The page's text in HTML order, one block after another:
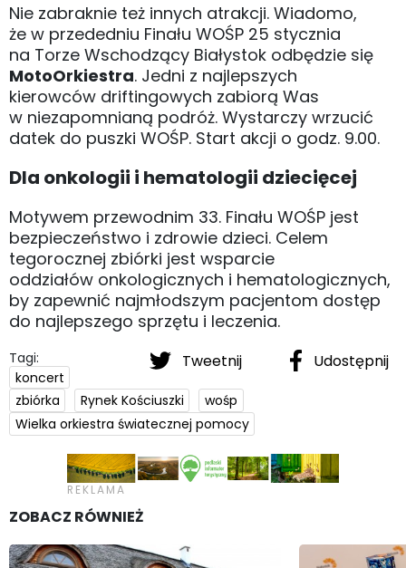
Nie zabraknie też innych atrakcji. Wiadomo,
że w przededniu Finału WOŚP 25 stycznia
na Torze Wschodzący Białystok odbędzie się
MotoOrkiestra. Jedni z najlepszych
kierowców driftingowych zabiorą Was
w niezapomnianą podróż. Wystarczy wrzucić
datek do puszki WOŚP. Start akcji o godz. 9.00.
Dla onkologii i hematologii dziecięcej
Motywem przewodnim 33. Finału WOŚP jest
bezpieczeństwo i zdrowie dzieci. Celem
tegorocznej zbiórki jest wsparcie
oddziałów onkologicznych i hematologicznych,
by zapewnić najmłodszym pacjentom dostęp
do najlepszego sprzętu i leczenia.
Tweetnij Udostępnij
Tagi:
koncert
zbiórka
Rynek Kościuszki
wośp
Wielka orkiestra światecznej pomocy
ZOBACZ RÓWNIEŻ